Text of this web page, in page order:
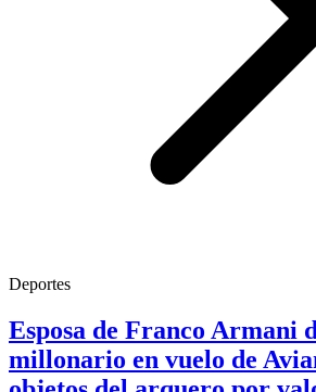
Deportes
Esposa de Franco Armani
millonario en vuelo de